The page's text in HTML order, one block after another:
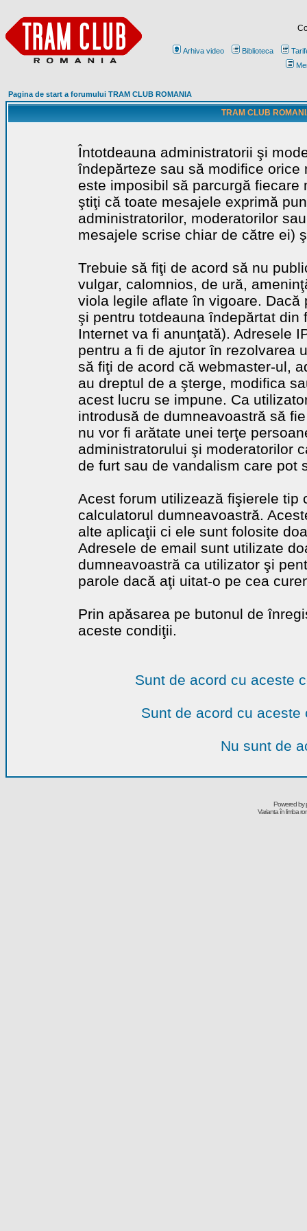
Arhiva video Biblioteca
Pagina de start a forumului TRAM CLUB ROMANIA
TRAM CLUB
Întotdeauna administratorii şi
îndepărteze sau să modifice
este imposibil să parcurgă
ştiţi că toate mesajele exprimă
administratorilor, moderatorilor
mesajele scrise chiar de către ei)
Trebuie să fiţi de acord să nu
vulgar, calomnios, de ură,
viola legile aflate în vigoare.
şi pentru totdeauna îndepărtat
Internet va fi anunţată). Adresele
pentru a fi de ajutor în rezolvarea
să fiţi de acord că webmaster-ul,
au dreptul de a şterge, modifica
acest lucru se impune. Ca
introdusă de dumneavoastră să
nu vor fi arătate unei terţe
administratorului şi moderatorilor
de furt sau de vandalism care pot
Acest forum utilizează fişierele tip
calculatorul dumneavoastră.
alte aplicaţii ci ele sunt folosite
Adresele de email sunt utilizate
dumneavoastră ca utilizator şi
parole dacă aţi uitat-o pe cea
Prin apăsarea pe butonul de
aceste condiţii.
Sunt de acord cu aceste
Sunt de acord cu
Nu sunt de
Powered by
Varianta în limba